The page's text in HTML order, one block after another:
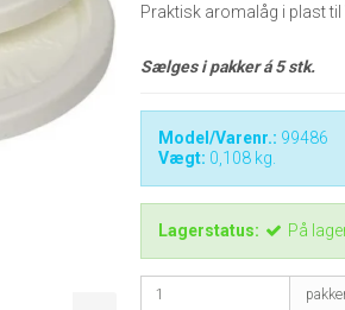
Praktisk aromalåg i plast til
Sælges i pakker á 5 stk.
Model/Varenr.: 99486
Vægt: 0,108 kg.
Lagerstatus: På